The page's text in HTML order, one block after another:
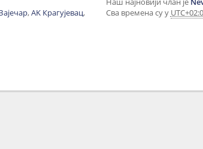
,AK Крагујевац,
Сва времена су у